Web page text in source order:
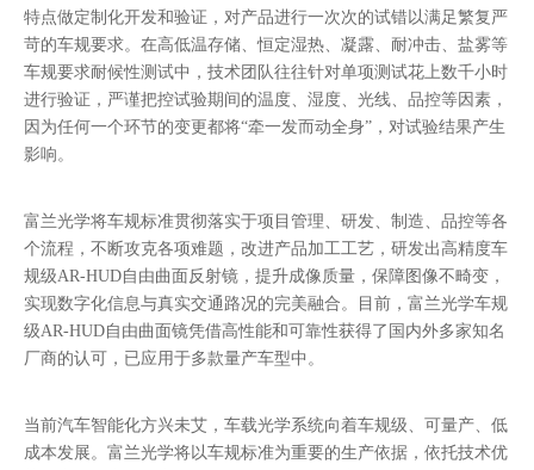
特点做定制化开发和验证，对产品进行一次次的试错以满足繁复严
苛的车规要求。在高低温存储、恒定湿热、凝露、耐冲击、盐雾等
车规要求耐候性测试中，技术团队往往针对单项测试花上数千小时
进行验证，严谨把控试验期间的温度、湿度、光线、品控等因素，
因为任何一个环节的变更都将“牵一发而动全身”，对试验结果产生
影响。
富兰光学将车规标准贯彻落实于项目管理、研发、制造、品控等各
个流程，不断攻克各项难题，改进产品加工工艺，研发出高精度车
规级AR-HUD自由曲面反射镜，提升成像质量，保障图像不畸变，
实现数字化信息与真实交通路况的完美融合。目前，富兰光学车规
级AR-HUD自由曲面镜凭借高性能和可靠性获得了国内外多家知名
厂商的认可，已应用于多款量产车型中。
当前汽车智能化方兴未艾，车载光学系统向着车规级、可量产、低
成本发展。富兰光学将以车规标准为重要的生产依据，依托技术优